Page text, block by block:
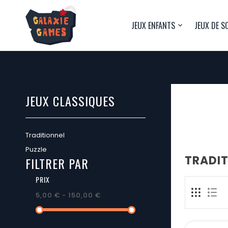
JEUX ENFANTS JEUX DE
JEUX CLASSIQUES
Traditionnel
Puzzle
FILTRER PAR
PRIX
5,00 € - 150,00 €